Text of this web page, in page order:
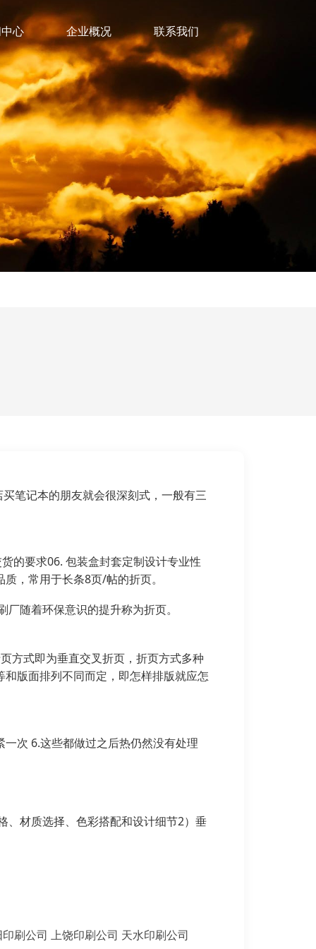
心 企业概况 联系我们
笔记本的朋友就会很深刻式，一般有三
的要求06. 包装盒封套定制设计专业性
，常用于长条8页/帖的折页。
随着环保意识的提升称为折页。
方式即为垂直交叉折页，折页方式多种
版面排列不同而定，即怎样排版就应怎
次 6.这些都做过之后热仍然没有处理
、材质选择、色彩搭配和设计细节2）垂
刷公司 上饶印刷公司 天水印刷公司